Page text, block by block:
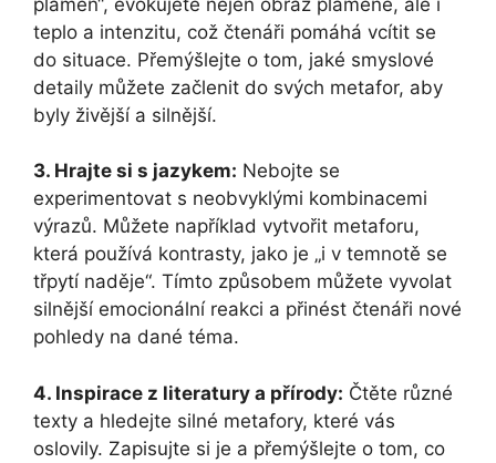
teplo a intenzitu, což čtenáři pomáhá vcítit se
do situace. Přemýšlejte o tom, jaké smyslové
detaily můžete začlenit do svých metafor, aby
byly živější a silnější.
3. Hrajte si s jazykem: Nebojte se
experimentovat s neobvyklými kombinacemi
výrazů. Můžete například vytvořit metaforu,
která používá kontrasty, jako je „i v temnotě se
třpytí naděje“. Tímto způsobem můžete vyvolat
silnější emocionální reakci a přinést čtenáři nové
pohledy na dané téma.
4. Inspirace z literatury a přírody: Čtěte různé
texty a hledejte silné metafory, které vás
oslovily. Zapisujte si je a přemýšlejte o tom, co